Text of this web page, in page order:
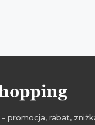
promocja, rabat,